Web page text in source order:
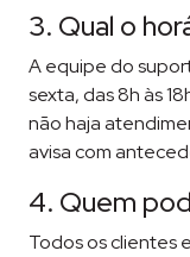
3. Qual o
A equipe do
sexta, das 8h às
não haja
avisa com
4. Quem
Todos os clientes